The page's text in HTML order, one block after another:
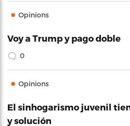
Opinions
Voy a Trump y pago doble
0
Opinions
El sinhogarismo juvenil
y solución